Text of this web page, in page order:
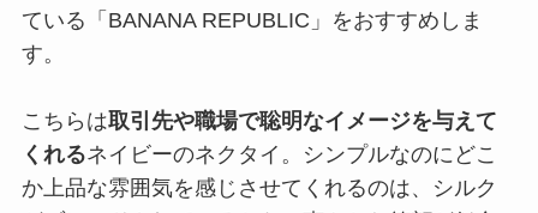
ている「BANANA REPUBLIC」をおすすめしま
す。
こちらは取引先や職場で聡明なイメージを与えて
くれるネイビーのネクタイ。シンプルなのにどこ
か上品な雰囲気を感じさせてくれるのは、シルク